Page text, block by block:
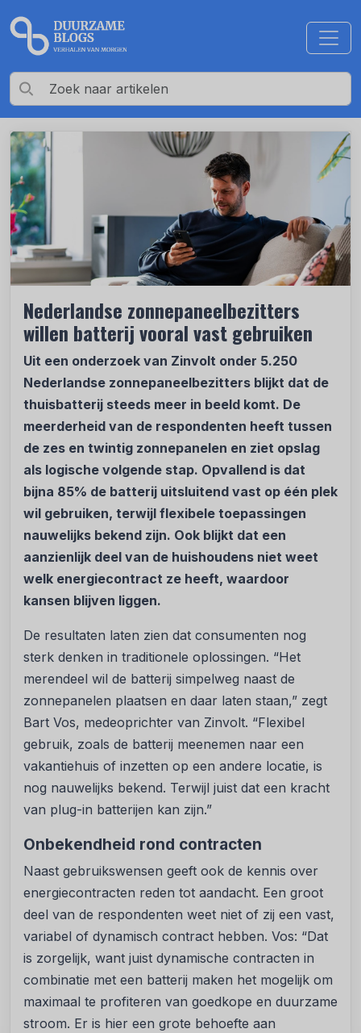
Nederlandse zonnepaneelbezitters
willen batterij vooral vast gebruiken
Uit een onderzoek van Zinvolt onder 5.250
Nederlandse zonnepaneelbezitters blijkt dat de
thuisbatterij steeds meer in beeld komt. De
meerderheid van de respondenten heeft tussen
de zes en twintig zonnepanelen en ziet opslag
als logische volgende stap. Opvallend is dat
bijna 85% de batterij uitsluitend vast op één plek
wil gebruiken, terwijl flexibele toepassingen
nauwelijks bekend zijn. Ook blijkt dat een
aanzienlijk deel van de huishoudens niet weet
welk energiecontract ze heeft, waardoor
kansen blijven liggen.
De resultaten laten zien dat consumenten nog
sterk denken in traditionele oplossingen. “Het
merendeel wil de batterij simpelweg naast de
zonnepanelen plaatsen en daar laten staan,” zegt
Bart Vos, medeoprichter van Zinvolt. “Flexibel
gebruik, zoals de batterij meenemen naar een
vakantiehuis of inzetten op een andere locatie, is
nog nauwelijks bekend. Terwijl juist dat een kracht
van plug-in batterijen kan zijn.”
Onbekendheid rond contracten
Naast gebruikswensen geeft ook de kennis over
energiecontracten reden tot aandacht. Een groot
deel van de respondenten weet niet of zij een vast,
variabel of dynamisch contract hebben. Vos: “Dat
is zorgelijk, want juist dynamische contracten in
combinatie met een batterij maken het mogelijk om
maximaal te profiteren van goedkope en duurzame
stroom. Er is hier een grote behoefte aan